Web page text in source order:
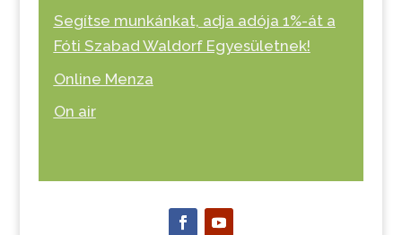
Segítse munkánkat, adja adója 1%-át a
Fóti Szabad Waldorf Egyesületnek!
Online Menza
On air